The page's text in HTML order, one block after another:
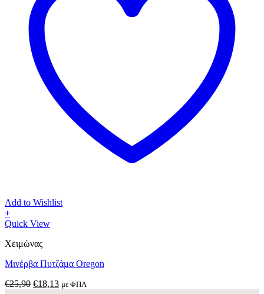
Add to Wishlist
+
Αυτό
προϊόν
πολλαπλές
Οι
Quick View
Χειμώνας
Μινέρβα Πυτζάμα Oregon
€25,90 Original
€18,13Ημε ΦΠΑ